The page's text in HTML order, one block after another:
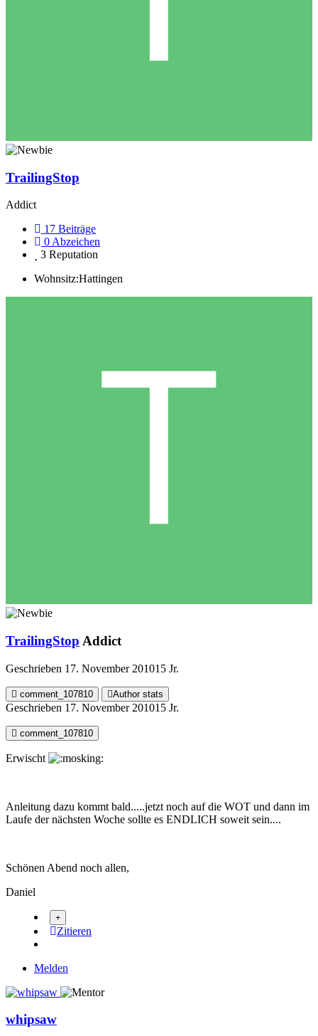
TrailingStop
Addict
17 Beiträge
0 Abzeichen
3 Reputation
Wohnsitz:Hattingen
TrailingStop Addict
Geschrieben 17. November 201015 Jr.
comment_107810 Author stats
Geschrieben 17. November 201015 Jr.
comment_107810
Erwischt
Anleitung dazu kommt bald.....jetzt noch auf die WOT und dann im
Laufe der nächsten Woche sollte es ENDLICH soweit sein....
Schönen Abend noch allen,
Daniel
Zitieren
Melden
whipsaw